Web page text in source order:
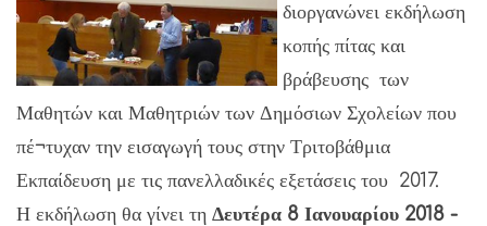
διοργανώνει εκδήλωση
κοπής πίτας και
βράβευσης των
Μαθητών και Μαθητριών των Δημόσιων Σχολείων που
πέ¬τυχαν την εισαγωγή τους στην Τριτοβάθμια
Εκπαίδευση με τις πανελλαδικές εξετάσεις του 2017.
Η εκδήλωση θα γίνει τη Δευτέρα 8 Ιανουαρίου 2018 -